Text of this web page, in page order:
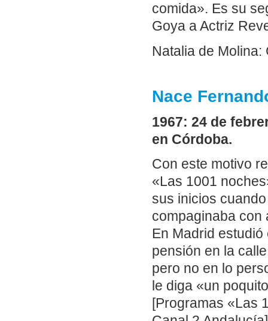
comida». Es su
Goya a Actriz
Natalia de
Nace
1967: 24 de
en Córdoba.
Con este motivo
«Las 1001
sus inicios
compaginaba con
En Madrid
pensión en la
pero no en lo
le diga «un
[Programas «Las